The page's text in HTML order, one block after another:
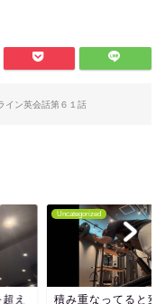
イン英会話第６１話
え
Uncategorized
積み重なってると変